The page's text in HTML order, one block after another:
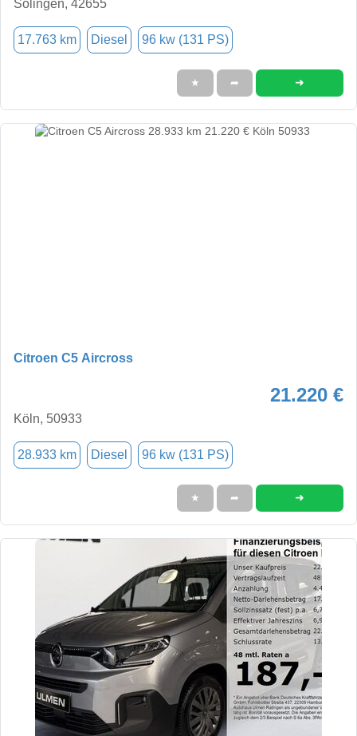
Solingen, 42655
17.763 km Diesel 96 kw (131 PS)
★ ➦ ➜
Citroen C5 Aircross
21.220 €
Köln, 50933
28.933 km Diesel 96 kw (131 PS)
★ ➦ ➜